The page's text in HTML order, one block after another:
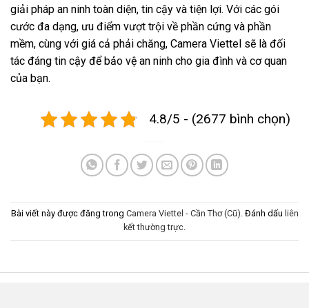
giải pháp an ninh toàn diện, tin cậy và tiện lợi. Với các gói
cước đa dạng, ưu điểm vượt trội về phần cứng và phần
mềm, cùng với giá cả phải chăng, Camera Viettel sẽ là đối
tác đáng tin cậy để bảo vệ an ninh cho gia đình và cơ quan
của bạn.
4.8/5 - (2677 bình chọn)
Bài viết này được đăng trong Camera Viettel - Cần Thơ (Cũ). Đánh dấu liên
kết thường trực.